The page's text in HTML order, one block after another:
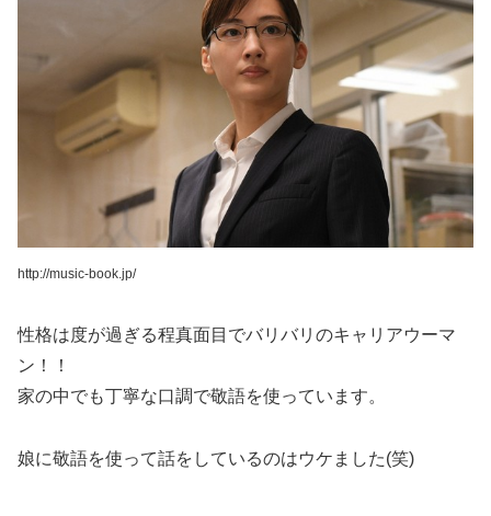
http://music-book.jp/
性格は度が過ぎる程真面目でバリバリのキャリアウーマ
ン！！
家の中でも丁寧な口調で敬語を使っています。
娘に敬語を使って話をしているのはウケました(笑)